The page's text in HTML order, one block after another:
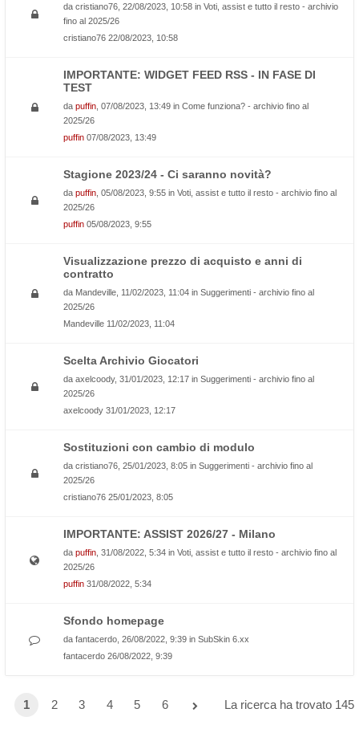
da cristiano76 , 22/08/2023, 10:58 in Voti, assist e tutto il resto - archivio
fino al 2025/26
cristiano76 22/08/2023, 10:58
IMPORTANTE: WIDGET FEED RSS - IN FASE DI
TEST
da puffin , 07/08/2023, 13:49 in Come funziona? - archivio fino al
2025/26
puffin 07/08/2023, 13:49
Stagione 2023/24 - Ci saranno novità?
da puffin , 05/08/2023, 9:55 in Voti, assist e tutto il resto - archivio fino al
2025/26
puffin 05/08/2023, 9:55
Visualizzazione prezzo di acquisto e anni di
contratto
da Mandeville , 11/02/2023, 11:04 in Suggerimenti - archivio fino al
2025/26
Mandeville 11/02/2023, 11:04
Scelta Archivio Giocatori
da axelcoody, 31/01/2023, 12:17 in Suggerimenti - archivio fino al
2025/26
axelcoody 31/01/2023, 12:17
Sostituzioni con cambio di modulo
da cristiano76 , 25/01/2023, 8:05 in Suggerimenti - archivio fino al
2025/26
cristiano76 25/01/2023, 8:05
IMPORTANTE: ASSIST 2026/27 - Milano
da puffin , 31/08/2022, 5:34 in Voti, assist e tutto il resto - archivio fino al
2025/26
puffin 31/08/2022, 5:34
Sfondo homepage
da fantacerdo , 26/08/2022, 9:39 in SubSkin 6.xx
fantacerdo 26/08/2022, 9:39
1 2 3 4 5 6 La ricerca ha trovato 145